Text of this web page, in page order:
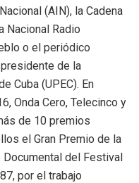
(AIN), la Cadena
Nacional Radio
o el periódico
de la
Cuba (UPEC). En
Onda Cero, Telecinco y
de 10 premios
el Gran Premio de la
Documental del Festival
por el trabajo